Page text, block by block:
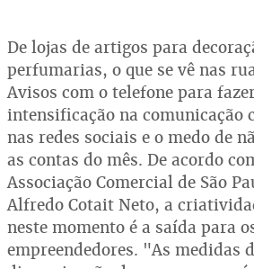
De lojas de artigos para
perfumarias, o que se vê nas
Avisos com o telefone para
intensificação na comunicação
nas redes sociais e o medo de
as contas do mês. De acordo
Associação Comercial de São
Alfredo Cotait Neto, a
neste momento é a saída para
empreendedores. "As medidas